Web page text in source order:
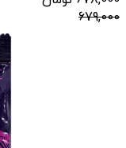
679,000